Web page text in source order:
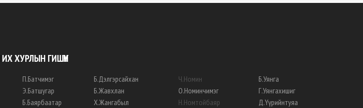
ХУРЛЫН ГИШҮҮН
П.Батчимэг
Э.Батшугар
Б.Баярбаатар
Б.Дэлгэрсайхан
Б.Жавхлан
Х.Жангабыл
Ч.Номин
О.Номинчимэг
Н.Номтойбаяр
Б.Уянга
Г.Уянгахишиг
Д.Үүрийнтуяа